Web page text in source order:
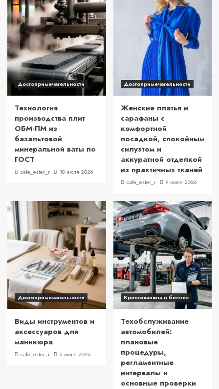
Достопримечательности
Технология
производства плит
ОБМ-ПМ из
базальтовой
минеральной ваты по
ГОСТ
cafe_ester_r 10 июля 2026
Достопримечательности
Женские платья и
сарафаны с
комфортной
посадкой, спокойным
силуэтом и
аккуратной отделкой
из практичных тканей
cafe_ester_r 9 июля 2026
Достопримечательности
Виды инструментов и
аксессуаров для
маникюра
cafe_ester_r 6 июля 2026
Криптовалюта и бизнес
Техобслуживание
автомобилей:
плановые
процедуры,
регламентные
интервалы и
основные проверки